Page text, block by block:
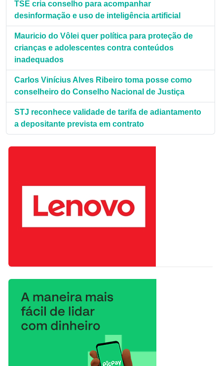
TSE cria conselho para acompanhar
desinformação e uso de inteligência artificial
Mauricio do Vôlei quer política para proteção de
crianças e adolescentes contra conteúdos
inadequados
Carlos Vinícius Alves Ribeiro toma posse como
conselheiro do Conselho Nacional de Justiça
STJ reconhece validade de tarifa de adiantamento
a depositante prevista em contrato